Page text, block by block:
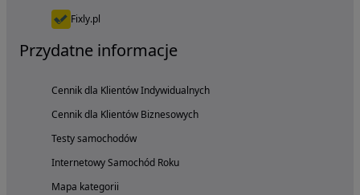
Fixly.pl
Przydatne informacje
Cennik dla Klientów Indywidualnych
Cennik dla Klientów Biznesowych
Testy samochodów
Internetowy Samochód Roku
Mapa kategorii